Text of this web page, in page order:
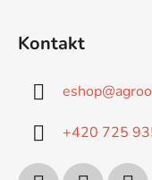
Kontakt
eshop@
+420 725